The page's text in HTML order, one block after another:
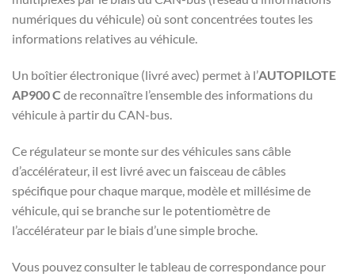
numériques du véhicule) où sont concentrées toutes les
informations relatives au véhicule.
Un boîtier électronique (livré avec) permet à l’AUTOPILOTE
AP900 C de reconnaître l’ensemble des informations du
véhicule à partir du CAN-bus.
Ce régulateur se monte sur des véhicules sans câble
d’accélérateur, il est livré avec un faisceau de câbles
spécifique pour chaque marque, modèle et millésime de
véhicule, qui se branche sur le potentiomètre de
l’accélérateur par le biais d’une simple broche.
Vous pouvez consulter le tableau de correspondance pour